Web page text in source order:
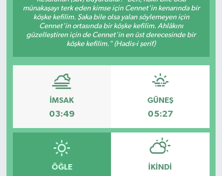
münakaşayı terk eden kimse için Cennet'in kenarında bir
köşke kefilim. Şaka bile olsa yalan söylemeyen için
Cennet'in ortasında bir köşke kefilim. Ahlâkını
güzelleştiren için de Cennet'in en üst derecesinde bir
köşke kefilim." (Hadis-i şerif)
İMSAK
03:49
GÜNEŞ
05:27
ÖĞLE İKINDI